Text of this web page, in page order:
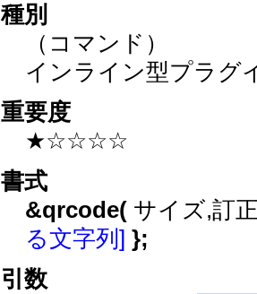
種別
（コマンド）
インライン型プラグ
重要度
★☆☆☆☆
書式
&qrcode( サイズ,訂
る文字列] };
引数